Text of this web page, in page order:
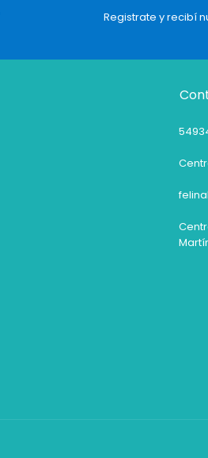
Registrate y recibí